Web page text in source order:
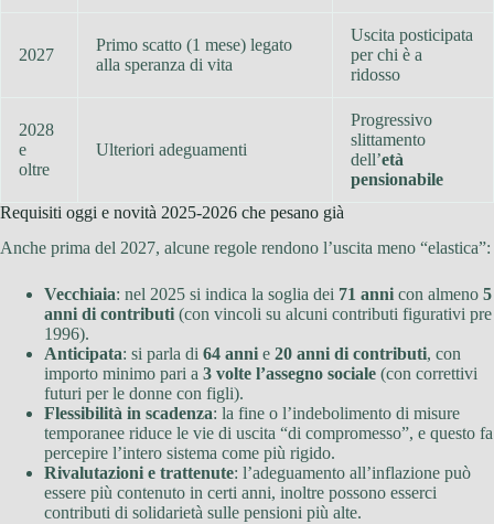
2027
Primo scatto (1 mese) legato
alla speranza di vita
Uscita posticipata
per chi è a
ridosso
2028
e
oltre
Ulteriori adeguamenti
Progressivo
slittamento
dell’età
pensionabile
Requisiti oggi e novità 2025-2026 che pesano già
Anche prima del 2027, alcune regole rendono l’uscita meno “elastica”:
Vecchiaia: nel 2025 si indica la soglia dei 71 anni con almeno 5
anni di contributi (con vincoli su alcuni contributi figurativi pre
1996).
Anticipata: si parla di 64 anni e 20 anni di contributi, con
importo minimo pari a 3 volte l’assegno sociale (con correttivi
futuri per le donne con figli).
Flessibilità in scadenza: la fine o l’indebolimento di misure
temporanee riduce le vie di uscita “di compromesso”, e questo fa
percepire l’intero sistema come più rigido.
Rivalutazioni e trattenute: l’adeguamento all’inflazione può
essere più contenuto in certi anni, inoltre possono esserci
contributi di solidarietà sulle pensioni più alte.